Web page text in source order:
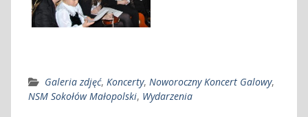
Galeria zdjęć, Koncerty, Noworoczny Koncert Galowy,
NSM Sokołów Małopolski, Wydarzenia